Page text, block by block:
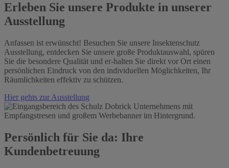
Erleben Sie unsere Produkte in unserer
Ausstellung
Anfassen ist erwünscht! Besuchen Sie unsere Insektenschutz
Ausstellung, entdecken Sie unsere große Produktauswahl, spüren
Sie die besondere Qualität und er-halten Sie direkt vor Ort einen
persönlichen Eindruck von den individuellen Möglichkeiten, Ihr
Räumlichkeiten effektiv zu schützen.
Hier gehts zur Ausstellung
Persönlich für Sie da: Ihre
Kundenbetreuung